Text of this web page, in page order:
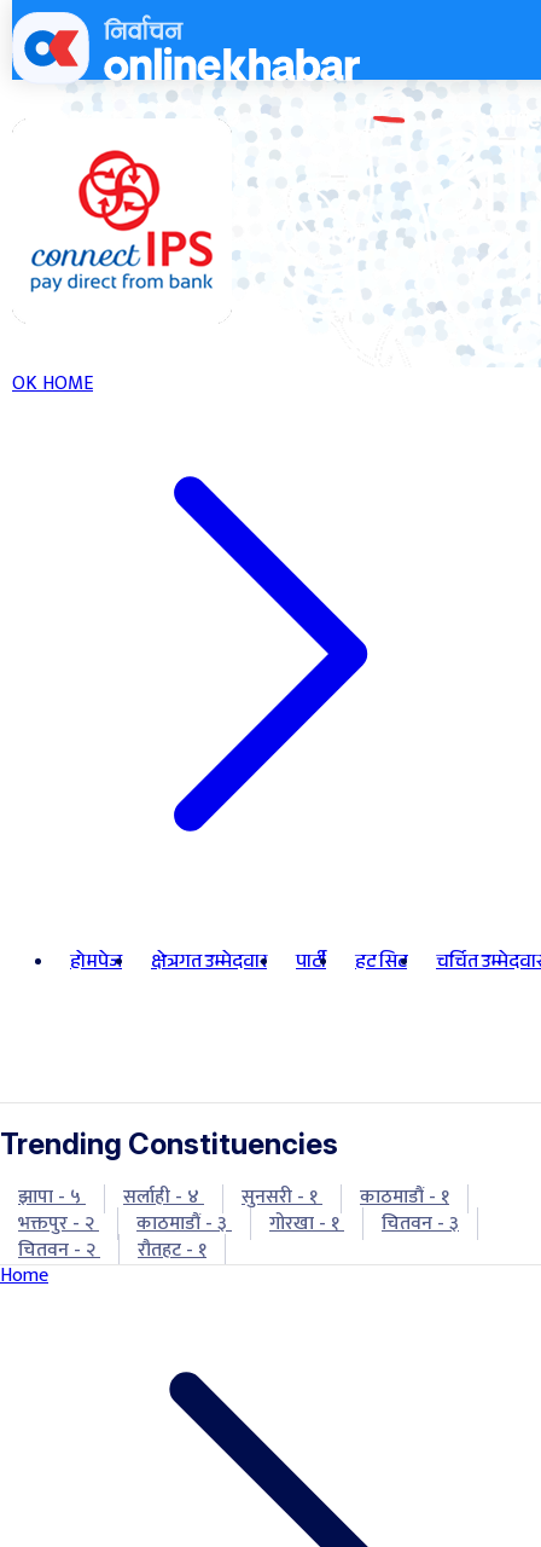
Skip
to
content
OK HOME
होमपेज क्षेत्रगत उम्मेदवार पार्टी हट सिट चर्चित
Trending Constituencies
झापा - ५ सर्लाही - ४ सुनसरी - १
काठमाडौं - १
भक्तपुर - २
काठमाडौं - ३ गोरखा - १
चितवन - ३
चितवन - २
रौतहट - १
Home